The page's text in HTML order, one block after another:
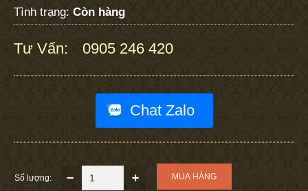
Tình trạng: Còn hàng
Tư Vấn: 0905 246 420
Chat Zalo
Số lượng: